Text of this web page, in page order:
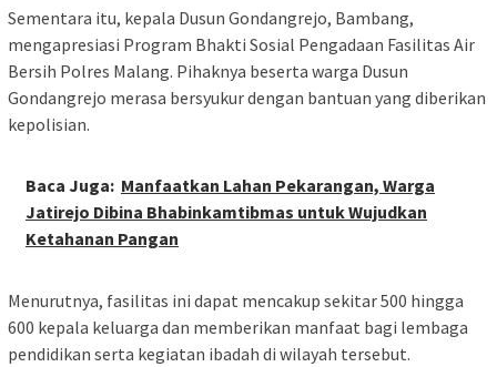
Sementara itu, kepala Dusun Gondangrejo, Bambang,
mengapresiasi Program Bhakti Sosial Pengadaan Fasilitas Air
Bersih Polres Malang. Pihaknya beserta warga Dusun
Gondangrejo merasa bersyukur dengan bantuan yang diberikan
kepolisian.
Baca Juga: Manfaatkan Lahan Pekarangan, Warga
Jatirejo Dibina Bhabinkamtibmas untuk Wujudkan
Ketahanan Pangan
Menurutnya, fasilitas ini dapat mencakup sekitar 500 hingga
600 kepala keluarga dan memberikan manfaat bagi lembaga
pendidikan serta kegiatan ibadah di wilayah tersebut.